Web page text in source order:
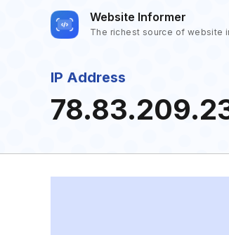
Website Informer
The richest source of website
IP Address